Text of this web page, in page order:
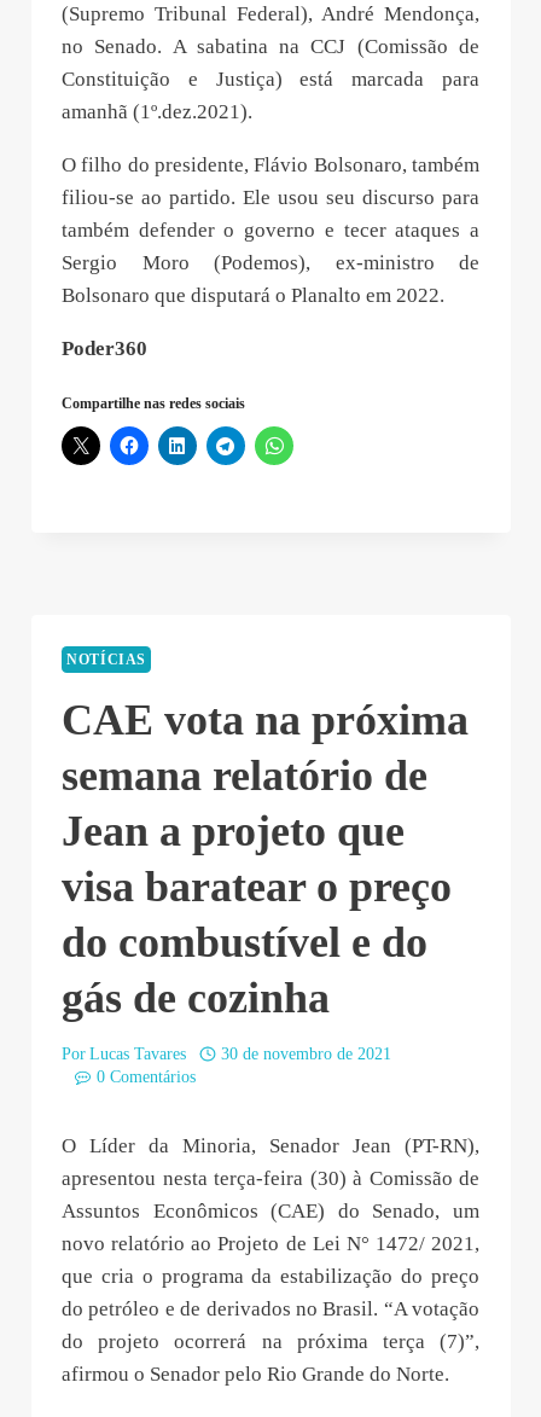
(Supremo Tribunal Federal), André Mendonça,
no Senado. A sabatina na CCJ (Comissão de
Constituição e Justiça) está marcada para
amanhã (1º.dez.2021).
O filho do presidente, Flávio Bolsonaro, também
filiou-se ao partido. Ele usou seu discurso para
também defender o governo e tecer ataques a
Sergio Moro (Podemos), ex-ministro de
Bolsonaro que disputará o Planalto em 2022.
Poder360
Compartilhe nas redes sociais
NOTÍCIAS
CAE vota na próxima
semana relatório de
Jean a projeto que
visa baratear o preço
do combustível e do
gás de cozinha
Por Lucas Tavares
30 de novembro de 2021
0 Comentários
O Líder da Minoria, Senador Jean (PT-RN),
apresentou nesta terça-feira (30) à Comissão de
Assuntos Econômicos (CAE) do Senado, um
novo relatório ao Projeto de Lei N° 1472/ 2021,
que cria o programa da estabilização do preço
do petróleo e de derivados no Brasil. “A votação
do projeto ocorrerá na próxima terça (7)”,
afirmou o Senador pelo Rio Grande do Norte.